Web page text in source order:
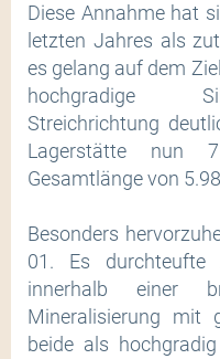
Diese Annahme hat
letzten Jahres als
es gelang auf dem
hochgradige
Streichrichtung
Lagerstätte nun
Gesamtlänge von
Besonders
01. Es durchteufte
innerhalb einer
Mineralisierung mit
beide als